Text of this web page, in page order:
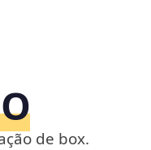
de box.